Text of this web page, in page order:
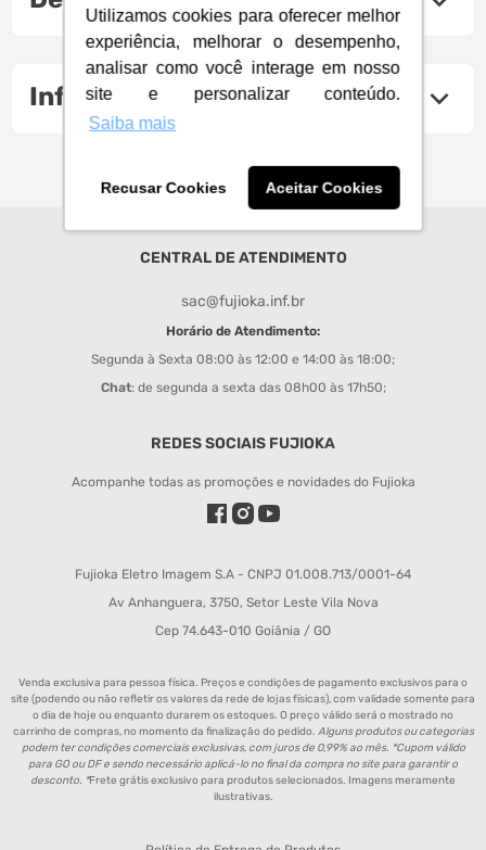
Utilizamos cookies para oferecer melhor
experiência, melhorar o desempenho,
analisar como você interage em nosso
site e personalizar conteúdo.
Saiba mais
Recusar Cookies Aceitar Cookies
Informações Técnicas
CENTRAL DE ATENDIMENTO
sac@fujioka.inf.br
Horário de Atendimento:
Segunda à Sexta 08:00 às 12:00 e 14:00 às 18:00;
Chat: de segunda a sexta das 08h00 às 17h50;
REDES SOCIAIS FUJIOKA
Acompanhe todas as promoções e novidades do Fujioka
Fujioka Eletro Imagem S.A - CNPJ 01.008.713/0001-64
Av Anhanguera, 3750, Setor Leste Vila Nova
Cep 74.643-010 Goiânia / GO
Venda exclusiva para pessoa física. Preços e condições de pagamento exclusivos para o
site (podendo ou não refletir os valores da rede de lojas físicas), com validade somente para
o dia de hoje ou enquanto durarem os estoques. O preço válido será o mostrado no
carrinho de compras, no momento da finalização do pedido. Alguns produtos ou categorias
podem ter condições comerciais exclusivas, com juros de 0,99% ao mês. *Cupom válido
para GO ou DF e sendo necessário aplicá-lo no final da compra no site para garantir o
desconto. *Frete grátis exclusivo para produtos selecionados. Imagens meramente
ilustrativas.